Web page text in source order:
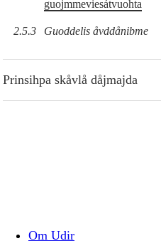
guojmmeviesátvuohta
2.5.3 Guoddelis åvddånibme
Prinsihpa skåvlå dåjmajda
Om Udir